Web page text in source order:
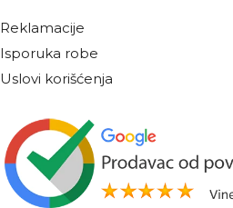
Reklamacije
Isporuka robe
Uslovi korišćenja